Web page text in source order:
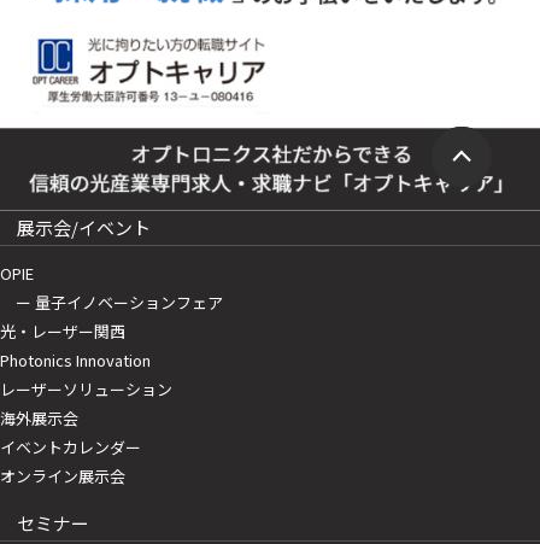
展示会/イベント
OPIE
ー 量子イノベーションフェア
光・レーザー関西
Photonics Innovation
レーザーソリューション
海外展示会
イベントカレンダー
オンライン展示会
セミナー